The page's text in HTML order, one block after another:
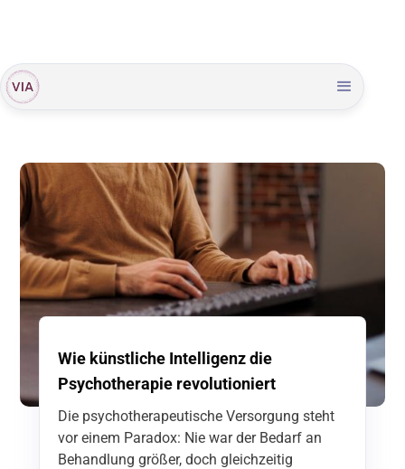
Wie künstliche Intelligenz die
Psychotherapie revolutioniert
Die psychotherapeutische Versorgung steht
vor einem Paradox: Nie war der Bedarf an
Behandlung größer, doch gleichzeitig